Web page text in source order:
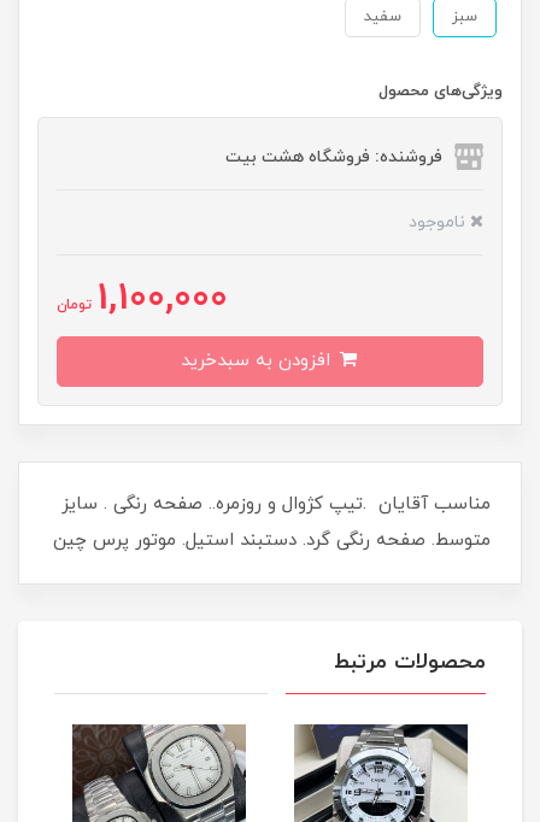
سبز سفید
ویژگی‌های محصول
فروشنده: فروشگاه هشت بیت
ناموجود
1,100,000 تومان
مناسب آقایان .تیپ کژوال و روزمره.. صفحه رنگی . سایز
متوسط. صفحه رنگی گرد. دستبند استیل. موتور پرس چین
محصولات مرتبط